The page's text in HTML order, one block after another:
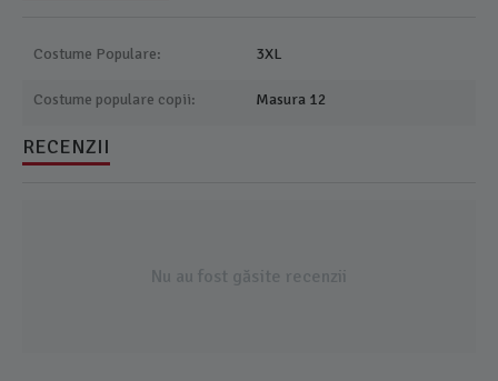
Costume Populare: 3XL
Costume populare copii: Masura 12
RECENZII
Nu au fost găsite recenzii